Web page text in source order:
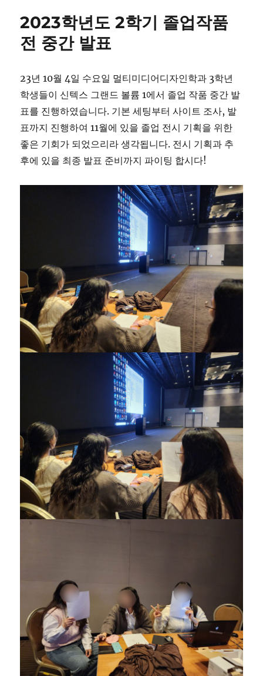
2023학년도 2학기 졸업작품
전 중간 발표
23년 10월 4일 수요일 멀티미디어디자인학과 3학년
학생들이 신텍스 그랜드 볼륨 1에서 졸업 작품 중간 발
표를 진행하였습니다. 기본 세팅부터 사이트 조사, 발
표까지 진행하여 11월에 있을 졸업 전시 기획을 위한
좋은 기회가 되었으리라 생각됩니다. 전시 기획과 추
후에 있을 최종 발표 준비까지 파이팅 합시다!